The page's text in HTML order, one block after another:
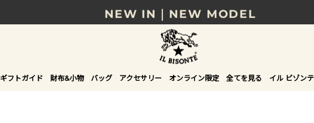
NEW IN｜NEW MODEL
8/17(月)10時まで｜税込11,000円以上で送料無料
贈る相手やシーンから選べる、新しいギフトガイ
NEW IN｜COLOR LEATHER
ギフトガイド 財布&小物 バッグ アクセサリー オンライン限定 全てを見る イル ビゾン